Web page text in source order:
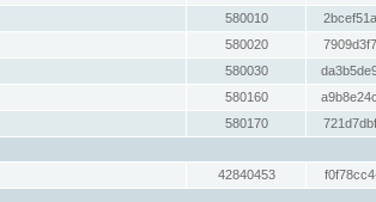
580010
580020
580030
580160
580170
42840453